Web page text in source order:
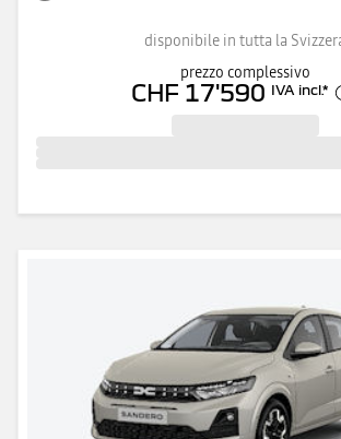
disponibile in tutta la
prezzo complessivo
CHF 17'590 IVA incl.*